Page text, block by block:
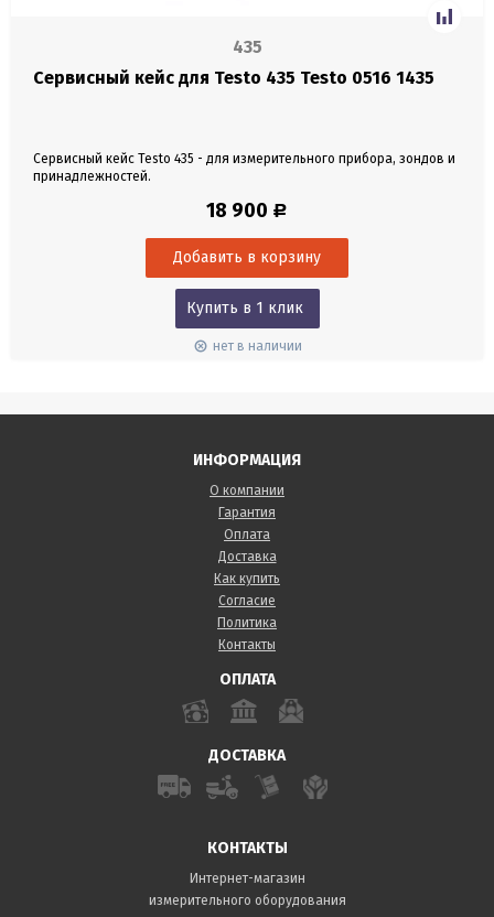
435
Сервисный кейс для Testo 435 Testo 0516 1435
Сервисный кейс Testo 435 - для измерительного прибора, зондов и
принадлежностей.
18 900 Р
Купить в 1 клик
нет в наличии
ИНФОРМАЦИЯ
О компании
Гарантия
Оплата
Доставка
Как купить
Согласие
Политика
Контакты
ОПЛАТА
ДОСТАВКА
КОНТАКТЫ
Интернет-магазин
измерительного оборудования